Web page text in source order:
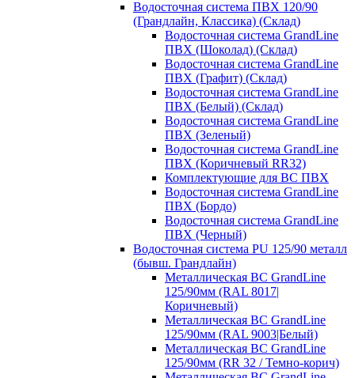
Водосточная система ПВХ 120/90
(Грандлайн, Классика) (Склад)
Водосточная система GrandLine
ПВХ (Шоколад) (Склад)
Водосточная система GrandLine
ПВХ (Графит) (Склад)
Водосточная система GrandLine
ПВХ (Белый) (Склад)
Водосточная система GrandLine
ПВХ (Зеленый)
Водосточная система GrandLine
ПВХ (Коричневый RR32)
Комплектующие для ВС ПВХ
Водосточная система GrandLine
ПВХ (Бордо)
Водосточная система GrandLine
ПВХ (Черный)
Водосточная система PU 125/90 металл
(бывш. Грандлайн)
Металлическая ВС GrandLine
125/90мм (RAL 8017|
Коричневый)
Металлическая ВС GrandLine
125/90мм (RAL 9003|Белый)
Металлическая ВС GrandLine
125/90мм (RR 32 / Темно-корич)